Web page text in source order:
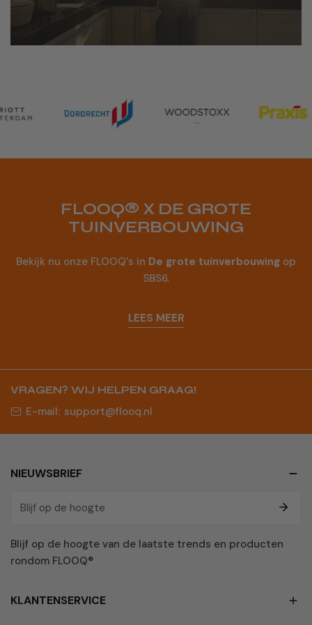
proberen dan de bestelling nog voor jou te wijzigen.
FLOOQ® X DE GROTE
TUINVERBOUWING
Bekijk nu onze FLOOQ's in De grote tuinverbouwing op
SBS6.
LEES MEER
VRAGEN? WIJ HELPEN GRAAG!
E-mail: support@flooq.nl
NIEUWSBRIEF
mail
Blijf op de hoogte van de laatste trends en producten
rondom FLOOQ®
KLANTENSERVICE